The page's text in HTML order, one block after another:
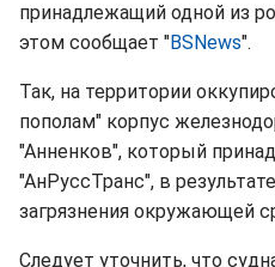
принадлежащий одной из
этом сообщает "BSNews".
Так, на территории
пополам" корпус
"Анненков", который
"АнРуссТранс", в
загрязнения окружающей
Следует уточнить, что